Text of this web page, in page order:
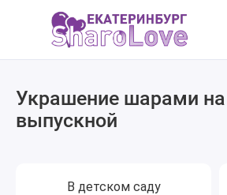
Украшение шарами на
выпускной
В детском саду